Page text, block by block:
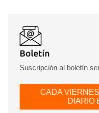
Boletín
Suscripción al boletín
CADA
DIARIO